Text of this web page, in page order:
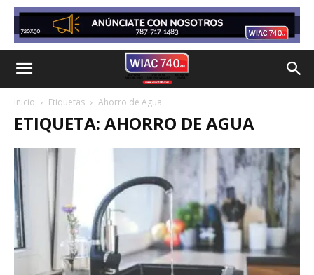
Inicio Etiquetas Ahorro de Agua
ETIQUETA: AHORRO DE AGUA